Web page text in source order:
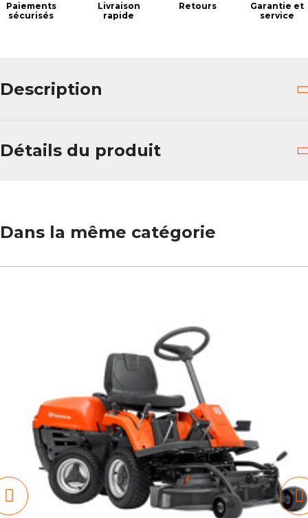
Paiements
sécurisés
Livraison
rapide
Retours
Garantie et
service
Description
Détails du produit
Dans la même catégorie